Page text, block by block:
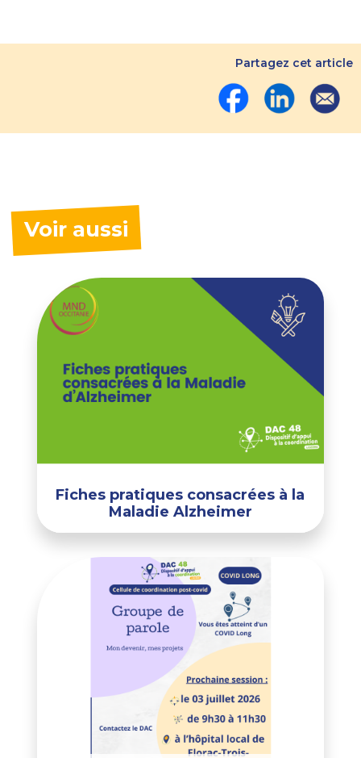
Partagez cet article
Voir aussi
Fiches pratiques consacrées à la
Maladie Alzheimer